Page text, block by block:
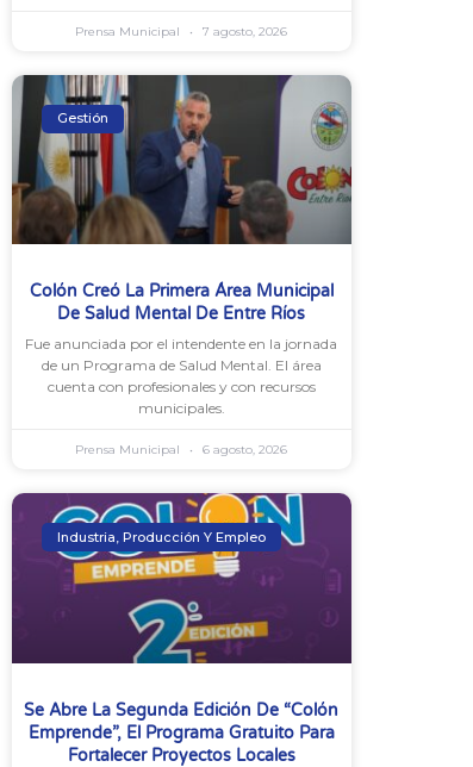
Prensa Municipal 7 agosto, 2026
Gestión
Colón Creó La Primera Área Municipal
De Salud Mental De Entre Ríos
Fue anunciada por el intendente en la jornada
de un Programa de Salud Mental. El área
cuenta con profesionales y con recursos
municipales.
Prensa Municipal 6 agosto, 2026
Industria, Producción Y Empleo
Se Abre La Segunda Edición De “Colón
Emprende”, El Programa Gratuito Para
Fortalecer Proyectos Locales